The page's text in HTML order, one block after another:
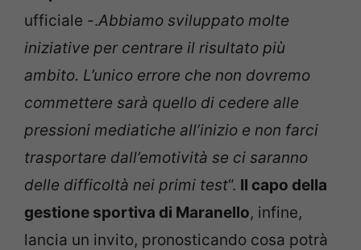
ufficiale -.Abbiamo sviluppato molte
iniziative per centrare il risultato più
ambito. L’unico errore che non dovremo
commettere sarà quello di cedere alle
pressioni mediatiche all’inizio e non farci
trasportare dall’emotività se ci saranno
delle difficoltà nei primi test“. Il capo della
gestione sportiva di Maranello, infine,
lancia un invito, pronosticando cosa potrà